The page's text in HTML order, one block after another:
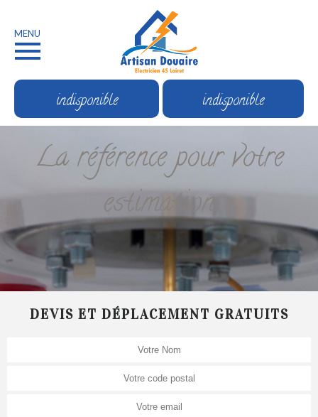
MENU
indisponible indisponible
La référence pour votre
estimation
DEVIS ET DÉPLACEMENT GRATUITS